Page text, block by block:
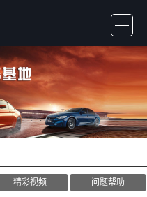
精彩视频 问题帮助